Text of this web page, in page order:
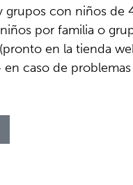
grupos con niños de
por familia o
en la tienda
en caso de problemas